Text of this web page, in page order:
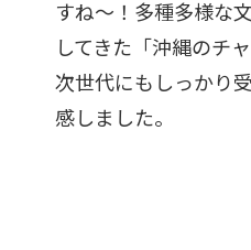
すね～！多種多様な
してきた「沖縄のチ
次世代にもしっかり
感しました。